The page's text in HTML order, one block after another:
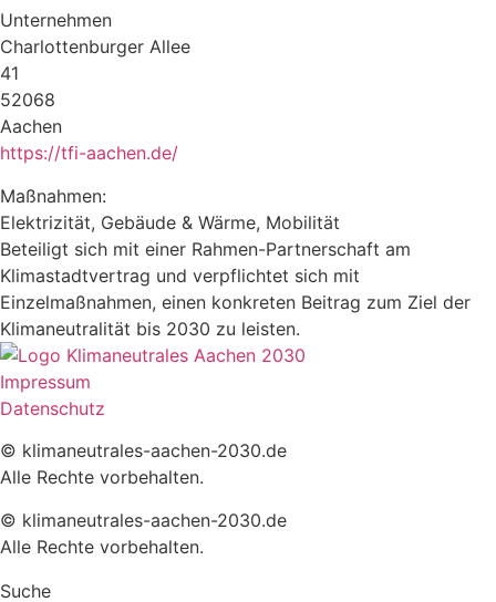
Unternehmen
Charlottenburger Allee
41
52068
Aachen
https://tfi-aachen.de/
Maßnahmen:
Elektrizität, Gebäude & Wärme, Mobilität
Beteiligt sich mit einer Rahmen-Partnerschaft am
Klimastadtvertrag und verpflichtet sich mit
Einzelmaßnahmen, einen konkreten Beitrag zum Ziel der
Klimaneutralität bis 2030 zu leisten.
Impressum
Datenschutz
© klimaneutrales-aachen-2030.de
Alle Rechte vorbehalten.
© klimaneutrales-aachen-2030.de
Alle Rechte vorbehalten.
Suche